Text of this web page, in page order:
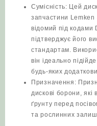
Сумісність: Цей
запчастини
відомий під
підтверджує його
стандартам.
він ідеально
будь-яких
Призначення:
дискові борони, які
ґрунту перед
та рослинних